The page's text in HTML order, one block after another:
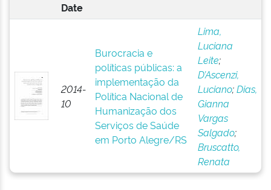
Date
2014-
10
Burocracia e
políticas públicas: a
implementação da
Política Nacional de
Humanização dos
Serviços de Saúde
em Porto Alegre/RS
Lima,
Luciana
Leite;
D’Ascenzi,
Luciano;Dias,
Gianna
Vargas
Salgado;
Bruscatto,
Renata